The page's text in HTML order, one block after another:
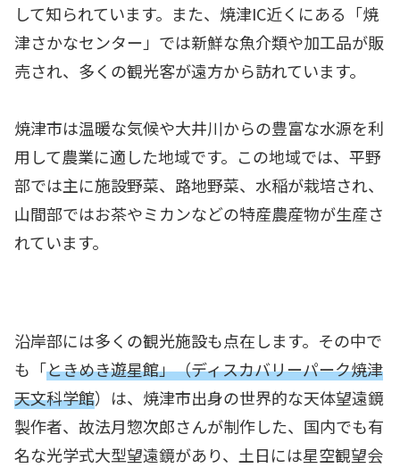
して知られています。また、焼津IC近くにある「焼
津さかなセンター」では新鮮な魚介類や加工品が販
売され、多くの観光客が遠方から訪れています。
焼津市は温暖な気候や大井川からの豊富な水源を利
用して農業に適した地域です。この地域では、平野
部では主に施設野菜、路地野菜、水稲が栽培され、
山間部ではお茶やミカンなどの特産農産物が生産さ
れています。
沿岸部には多くの観光施設も点在します。その中で
も「ときめき遊星館」（ディスカバリーパーク焼津
天文科学館）は、焼津市出身の世界的な天体望遠鏡
製作者、故法月惣次郎さんが制作した、国内でも有
名な光学式大型望遠鏡があり、土日には星空観望会